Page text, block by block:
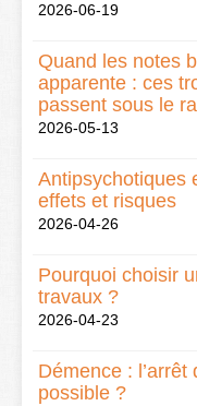
2026-06-19
Quand les notes
apparente : ces
passent sous le
2026-05-13
Antipsychotiques
effets et risques
2026-04-26
Pourquoi choisir
travaux ?
2026-04-23
Démence : l’arrêt
possible ?